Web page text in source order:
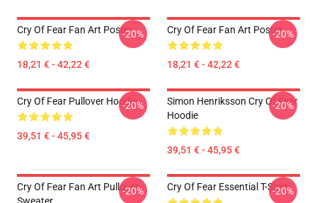
Cry Of Fear Fan Art Poster
18,21 € - 42,22 €
-20% Cry Of Fear Fan Art Poster
18,21 € - 42,22 €
-20%
Cry Of Fear Pullover Hoodie
39,51 € - 45,95 €
-20%
Simon Henriksson Cry Of Fear
Hoodie
39,51 € - 45,95 €
-20%
Cry Of Fear Fan Art Pullover
-20% Cry Of Fear Essential T-Shirt
-20%